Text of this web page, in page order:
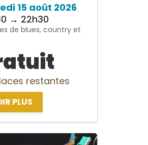
15 août 2026
→ 22h30
de blues, country et
restantes
PLUS